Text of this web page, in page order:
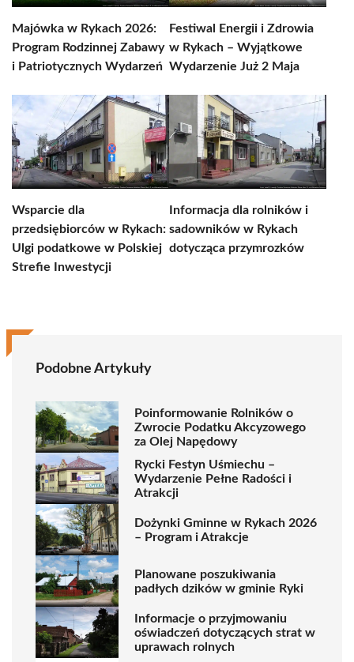
Majówka w Rykach 2026:
Program Rodzinnej Zabawy
i Patriotycznych Wydarzeń
Festiwal Energii i Zdrowia
w Rykach – Wyjątkowe
Wydarzenie Już 2 Maja
Wsparcie dla
przedsiębiorców w Rykach:
Ulgi podatkowe w Polskiej
Strefie Inwestycji
Informacja dla rolników i
sadowników w Rykach
dotycząca przymrozków
Podobne Artykuły
Poinformowanie Rolników o
Zwrocie Podatku Akcyzowego
za Olej Napędowy
Rycki Festyn Uśmiechu –
Wydarzenie Pełne Radości i
Atrakcji
Dożynki Gminne w Rykach 2026
– Program i Atrakcje
Planowane poszukiwania
padłych dzików w gminie Ryki
Informacje o przyjmowaniu
oświadczeń dotyczących strat w
uprawach rolnych